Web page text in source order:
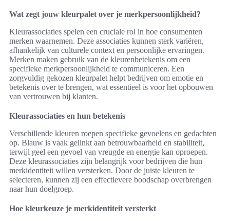
Wat zegt jouw kleurpalet over je merkpersoonlijkheid?
Kleurassociaties spelen een cruciale rol in hoe consumenten
merken waarnemen. Deze associaties kunnen sterk variëren,
afhankelijk van culturele context en persoonlijke ervaringen.
Merken maken gebruik van de kleurenbetekenis om een
specifieke merkpersoonlijkheid te communiceren. Een
zorgvuldig gekozen kleurpalet helpt bedrijven om emotie en
betekenis over te brengen, wat essentieel is voor het opbouwen
van vertrouwen bij klanten.
Kleurassociaties en hun betekenis
Verschillende kleuren roepen specifieke gevoelens en gedachten
op. Blauw is vaak gelinkt aan betrouwbaarheid en stabiliteit,
terwijl geel een gevoel van vreugde en energie kan oproepen.
Deze kleurassociaties zijn belangrijk voor bedrijven die hun
merkidentiteit willen versterken. Door de juiste kleuren te
selecteren, kunnen zij een effectievere boodschap overbrengen
naar hun doelgroep.
Hoe kleurkeuze je merkidentiteit versterkt